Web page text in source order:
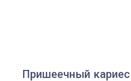
Пришеечный кариес